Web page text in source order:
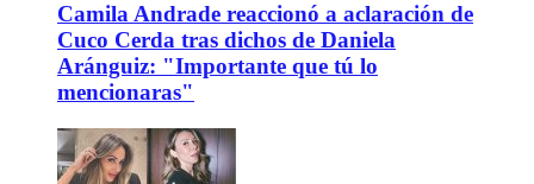
Camila Andrade reaccionó a aclaración de
Cuco Cerda tras dichos de Daniela
Aránguiz: "Importante que tú lo
mencionaras"